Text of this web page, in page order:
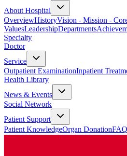
About Hospital
OverviewHistoryVision - Mission -
ValuesLeadershipDepartments
Specialty
Doctor
Service
Outpatient ExaminationInpatient
Health Library
News & Events
Social Network
Patient Support
Patient KnowledgeOrgan DonationFAQ